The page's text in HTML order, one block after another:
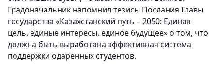
Градоначальник напомнил тезисы Послания Главы
государства «Казахстанский путь – 2050: Единая
цель, единые интересы, единое будущее» о том, что
должна быть выработана эффективная система
поддержки одаренных студентов.